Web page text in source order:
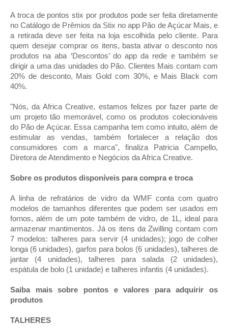
A troca de pontos stix por produtos pode ser feita diretamente
no Catálogo de Prêmios da Stix no app Pão de Açúcar Mais, e
a retirada deve ser feita na loja escolhida pelo cliente. Para
quem desejar comprar os itens, basta ativar o desconto nos
produtos na aba ‘Descontos’ do app da rede e também se
dirigir a uma das unidades do Pão. Clientes Mais contam com
20% de desconto, Mais Gold com 30%, e Mais Black com
40%.
"Nós, da Africa Creative, estamos felizes por fazer parte de
um projeto tão memorável, como os produtos colecionáveis
do Pão de Açúcar. Essa campanha tem como intuito, além de
estimular as vendas, também fortalecer a relação dos
consumidores com a marca", finaliza Patricia Campello,
Diretora de Atendimento e Negócios da Africa Creative.
Sobre os produtos disponíveis para compra e troca
A linha de refratários de vidro da WMF conta com quatro
modelos de tamanhos diferentes que podem ser usados em
fornos, além de um pote também de vidro, de 1L, ideal para
armazenar mantimentos. Já os itens da Zwilling contam com
7 modelos: talheres para servir (4 unidades); jogo de colher
longa (6 unidades), garfos para bolos (6 unidades), talheres de
jantar (4 unidades), talheres para salada (2 unidades),
espátula de bolo (1 unidade) e talheres infantis (4 unidades).
Saiba mais sobre pontos e valores para adquirir os
produtos
TALHERES